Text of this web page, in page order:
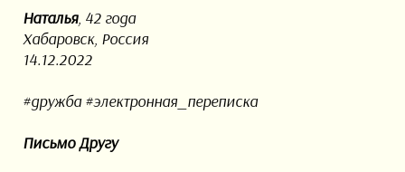
Наталья, 42 года
Хабаровск, Россия
14.12.2022
#дружба #электронная_переписка
Письмо Другу